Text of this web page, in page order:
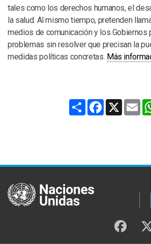
tales como los derechos humanos, el
la salud. Al mismo tiempo, pretenden
medios de comunicación y los Gobiernos
problemas sin resolver que precisan la
medidas políticas concretas. Más
Share Facebook
X
United Nations